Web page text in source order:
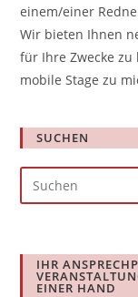
einem/einer
Wir bieten Ihnen
für Ihre Zwecke
mobile Stage zu
SUCHEN
IHR
EINER HAND